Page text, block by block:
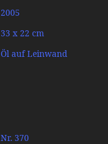
2005
33 x 22 cm
Öl auf Leinwand
Nr. 370